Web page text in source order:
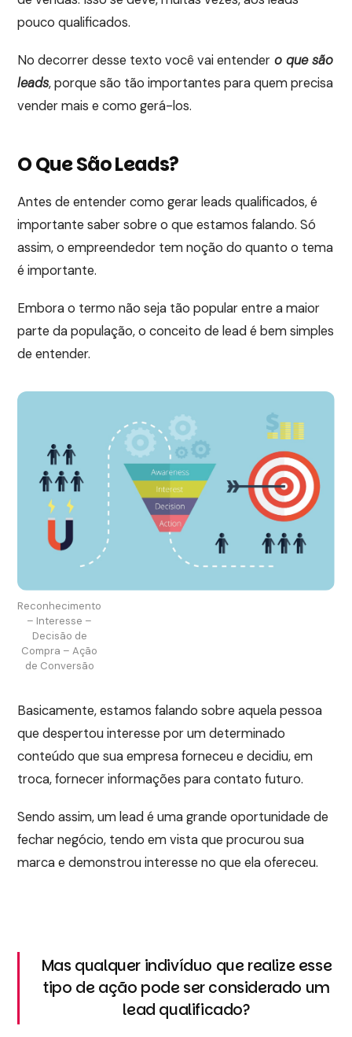
pouco qualificados.
No decorrer desse texto você vai entender o que são
leads, porque são tão importantes para quem precisa
vender mais e como gerá-los.
O Que São Leads?
Antes de entender como gerar leads qualificados, é
importante saber sobre o que estamos falando. Só
assim, o empreendedor tem noção do quanto o tema
é importante.
Embora o termo não seja tão popular entre a maior
parte da população, o conceito de lead é bem simples
de entender.
Reconhecimento
– Interesse –
Decisão de
Compra – Ação
de Conversão
Basicamente, estamos falando sobre aquela pessoa
que despertou interesse por um determinado
conteúdo que sua empresa forneceu e decidiu, em
troca, fornecer informações para contato futuro.
Sendo assim, um lead é uma grande oportunidade de
fechar negócio, tendo em vista que procurou sua
marca e demonstrou interesse no que ela ofereceu.
Mas qualquer indivíduo que realize esse
tipo de ação pode ser considerado um
lead qualificado?